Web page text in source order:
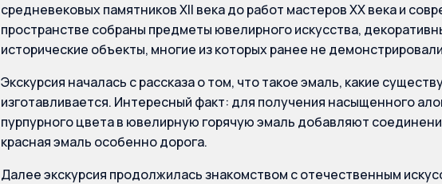
средневековых памятников XII века до работ мастеров XX века и
пространстве собраны предметы ювелирного искусства,
исторические объекты, многие из которых ранее не
Экскурсия началась с рассказа о том, что такое эмаль, какие
изготавливается. Интересный факт: для получения насыщенного
пурпурного цвета в ювелирную горячую эмаль добавляют
красная эмаль особенно дорога.
Далее экскурсия продолжилась знакомством с отечественным